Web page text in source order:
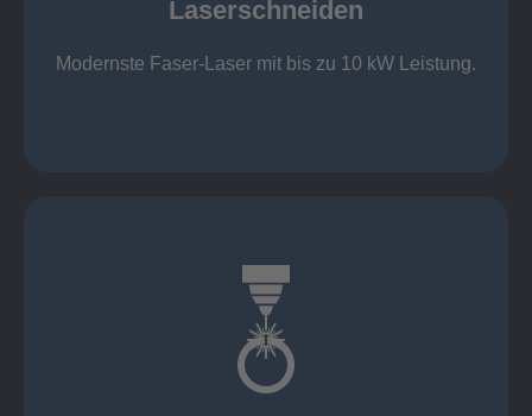
Laserschneiden
Modernste Faser-Laser mit bis zu 10 kW Leistung.
Laserschneiden
Stahl bis 12 mm oxidfrei (Schmelzschneiden)
Nichtrostende Stähle 15 mm (oxidfrei)
Aluminium 10 mm (oxidfrei)